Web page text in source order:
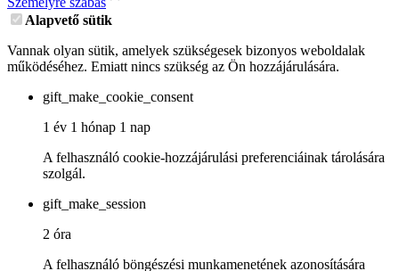
Alapvető sütik
Vannak olyan sütik, amelyek szükségesek bizonyos weboldalak
működéséhez. Emiatt nincs szükség az Ön hozzájárulására.
gift_make_cookie_consent
1 év 1 hónap 1 nap
A felhasználó cookie-hozzájárulási preferenciáinak tárolására
szolgál.
gift_make_session
2 óra
A felhasználó böngészési munkamenetének azonosítására